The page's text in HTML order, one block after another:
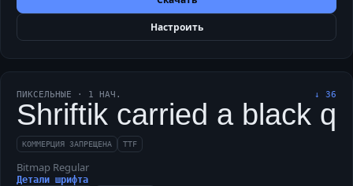
Настроить
ПИКСЕЛЬНЫЕ · 1 НАЧ. ↓ 36
Shriftik carried a black
КОММЕРЦИЯ ЗАПРЕЩЕНА TTF
Bitmap Regular
Детали шрифта